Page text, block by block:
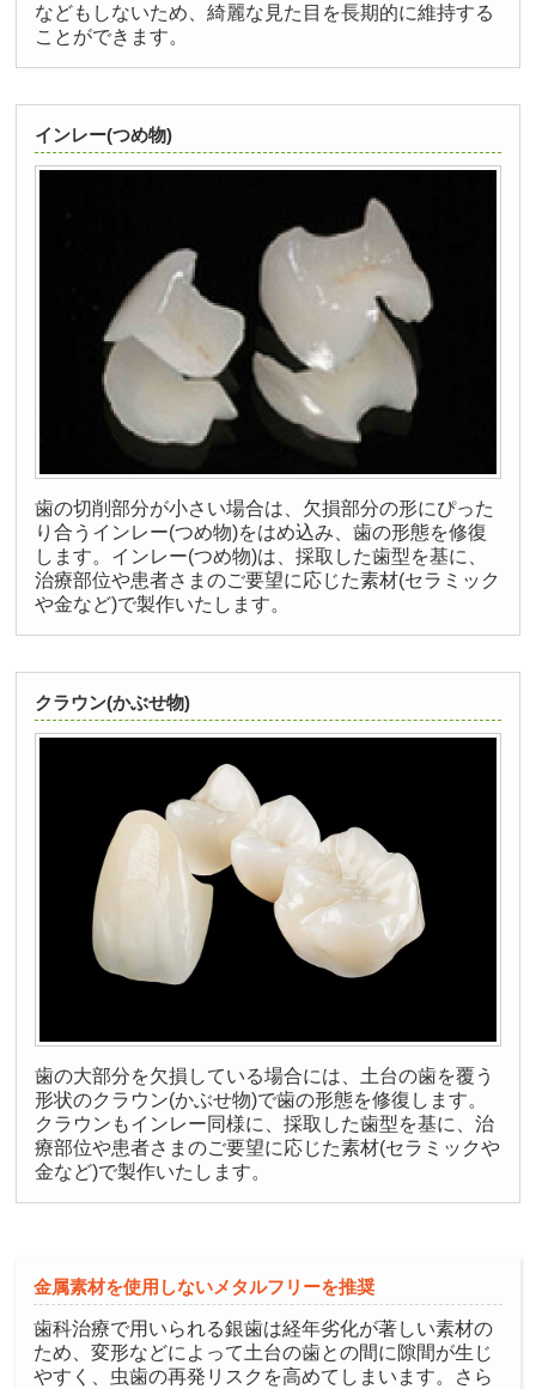
などもしないため、綺麗な見た目を長期的に維持する
ことができます。
インレー(つめ物)
歯の切削部分が小さい場合は、欠損部分の形にぴった
り合うインレー(つめ物)をはめ込み、歯の形態を修復
します。インレー(つめ物)は、採取した歯型を基に、
治療部位や患者さまのご要望に応じた素材(セラミック
や金など)で製作いたします。
クラウン(かぶせ物)
歯の大部分を欠損している場合には、土台の歯を覆う
形状のクラウン(かぶせ物)で歯の形態を修復します。
クラウンもインレー同様に、採取した歯型を基に、治
療部位や患者さまのご要望に応じた素材(セラミックや
金など)で製作いたします。
金属素材を使用しないメタルフリーを推奨
歯科治療で用いられる銀歯は経年劣化が著しい素材の
ため、変形などによって土台の歯との間に隙間が生じ
やすく、虫歯の再発リスクを高めてしまいます。さら